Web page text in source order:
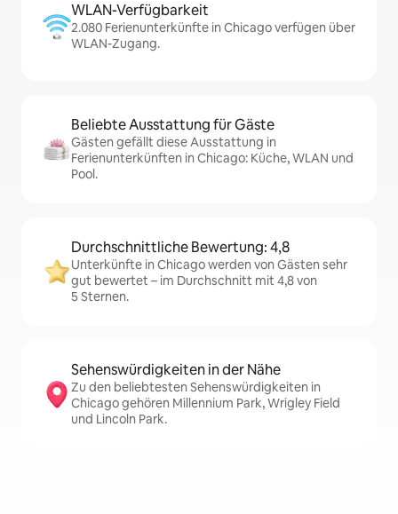
WLAN-Verfügbarkeit
2.080 Ferienunterkünfte in Chicago verfügen über
WLAN-Zugang.
Beliebte Ausstattung für Gäste
Gästen gefällt diese Ausstattung in
Ferienunterkünften in Chicago: Küche, WLAN und
Pool.
Durchschnittliche Bewertung: 4,8
Unterkünfte in Chicago werden von Gästen sehr
gut bewertet – im Durchschnitt mit 4,8 von
5 Sternen.
Sehenswürdigkeiten in der Nähe
Zu den beliebtesten Sehenswürdigkeiten in
Chicago gehören Millennium Park, Wrigley Field
und Lincoln Park.